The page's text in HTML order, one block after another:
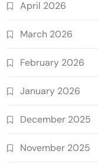
April 2026
March 2026
February 2026
January 2026
December 2025
November 2025